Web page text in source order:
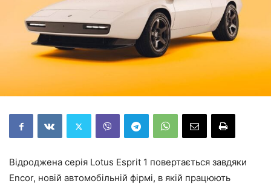
Відроджена серія Lotus Esprit 1 повертається завдяки
Encor, новій автомобільній фірмі, в якій працюють